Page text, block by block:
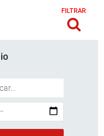
FILTRAR